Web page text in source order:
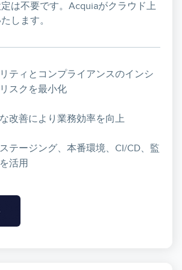
は不要です。Acquiaがクラウド上
します。
ティとコンプライアンスのインシ
スクを最小化
改善により業務効率を向上
テージング、本番環境、CI/CD、監
活用